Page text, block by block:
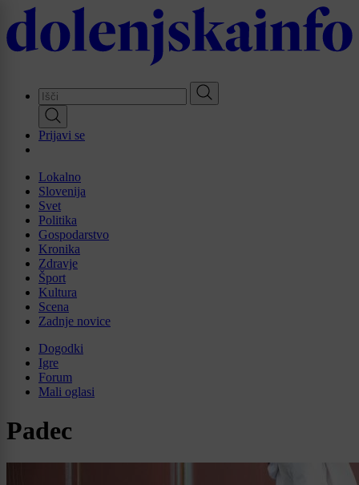
Skip
to
main
Prijavi se
Lokalno
Slovenija
Svet
Politika
Gospodarstvo
Kronika
Zdravje
Šport
Kultura
Scena
Zadnje novice
Dogodki
Igre
Forum
Mali oglasi
Padec